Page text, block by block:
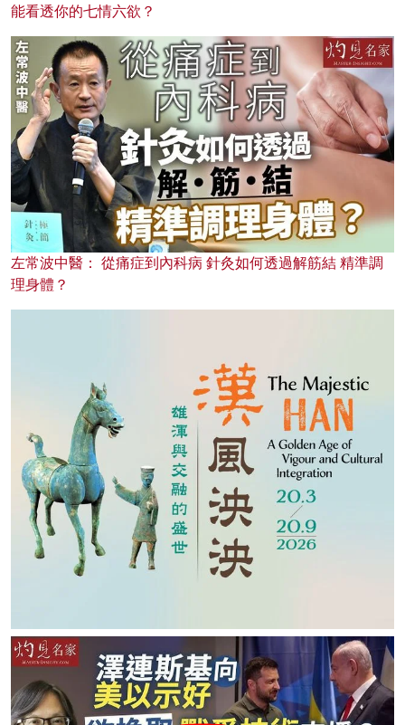
能看透你的七情六欲？
左常波中醫： 從痛症到內科病 針灸如何透過解筋結 精準調
理身體？